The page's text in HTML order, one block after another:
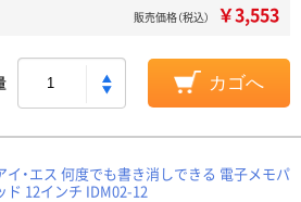
販売価格（税込） ￥3,553
カゴへ
イ・エス 何度でも書き消しできる 電子メモパ
ド 12インチ IDM02-12